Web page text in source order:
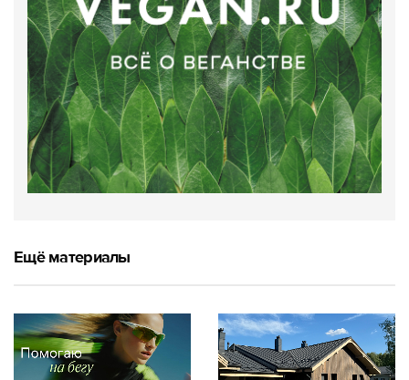
Ещё материалы